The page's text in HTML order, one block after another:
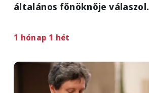
általános főnöknője válaszol.
1 hónap 1 hét
Image